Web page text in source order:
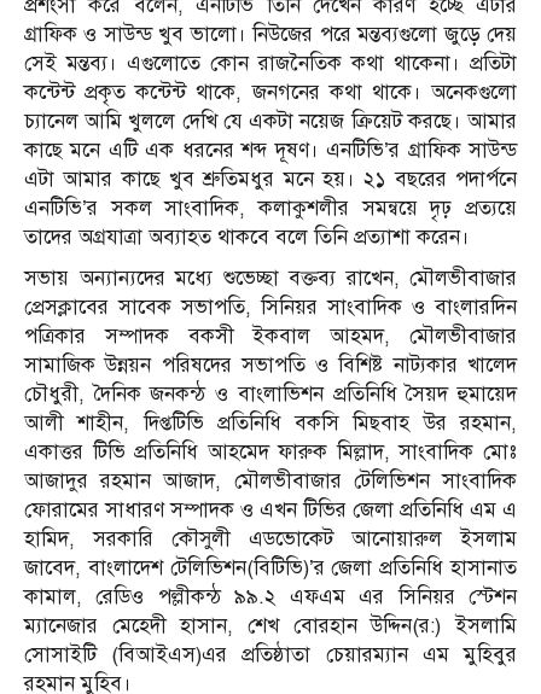
গ্রাফিক ও সাউন্ড খুব ভালো। নিউজের পরে মন্তব্যগুলো জুড়ে দেয়
সেই মন্তব্য। এগুলোতে কোন রাজনৈতিক কথা থাকেনা। প্রতিটা
কন্টেন্ট প্রকৃত কন্টেন্ট থাকে, জনগনের কথা থাকে। অনেকগুলো
চ্যানেল আমি খুললে দেখি যে একটা নয়েজ ক্রিয়েট করছে। আমার
কাছে মনে এটি এক ধরনের শব্দ দূষণ। এনটিভি’র গ্রাফিক সাউন্ড
এটা আমার কাছে খুব শ্রুতিমধুর মনে হয়। ২১ বছরের পদার্পনে
এনটিভি’র সকল সাংবাদিক, কলাকুশলীর সমন্বয়ে দৃঢ় প্রত্যয়ে
তাদের অগ্রযাত্রা অব্যাহত থাকবে বলে তিনি প্রত্যাশা করেন।
সভায় অন্যান্যদের মধ্যে শুভেচ্ছা বক্তব্য রাখেন, মৌলভীবাজার
প্রেসক্লাবের সাবেক সভাপতি, সিনিয়র সাংবাদিক ও বাংলারদিন
পত্রিকার সম্পাদক বকসী ইকবাল আহমদ, মৌলভীবাজার
সামাজিক উন্নয়ন পরিষদের সভাপতি ও বিশিষ্ট নাট্যকার খালেদ
চৌধুরী, দৈনিক জনকন্ঠ ও বাংলাভিশন প্রতিনিধি সৈয়দ হুমায়েদ
আলী শাহীন, দিপ্তটিভি প্রতিনিধি বকসি মিছবাহ উর রহমান,
একাত্তর টিভি প্রতিনিধি আহমেদ ফারুক মিল্লাদ, সাংবাদিক মোঃ
আজাদুর রহমান আজাদ, মৌলভীবাজার টেলিভিশন সাংবাদিক
ফোরামের সাধারণ সম্পাদক ও এখন টিভির জেলা প্রতিনিধি এম এ
হামিদ, সরকারি কৌসুলী এডভোকেট আনোয়ারুল ইসলাম
জাবেদ, বাংলাদেশ টেলিভিশন(বিটিভি)’র জেলা প্রতিনিধি হাসানাত
কামাল, রেডিও পল্লীকন্ঠ ৯৯.২ এফএম এর সিনিয়র স্টেশন
ম্যানেজার মেহেদী হাসান, শেখ বোরহান উদ্দিন(র:) ইসলামি
সোসাইটি (বিআইএস)এর প্রতিষ্ঠাতা চেয়ারম্যান এম মুহিবুর
রহমান মুহিব।